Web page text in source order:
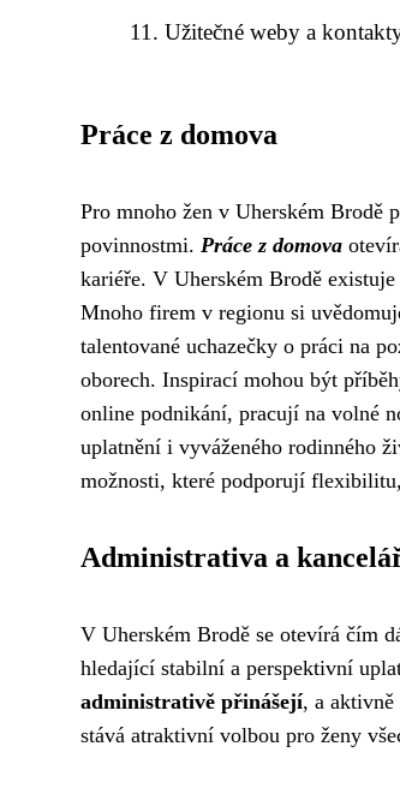
Užitečné weby a
Práce z domova
Pro mnoho žen v Uherském Brodě
povinnostmi. Práce z domova
kariéře. V Uherském Brodě
Mnoho firem v regionu si
talentované uchazečky o práci na
oborech. Inspirací mohou být
online podnikání, pracují na volné
uplatnění i vyváženého rodinného
možnosti, které podporují
Administrativa a
V Uherském Brodě se otevírá čím
hledající stabilní a perspektivní
administrativě přinášejí, a
stává atraktivní volbou pro ženy